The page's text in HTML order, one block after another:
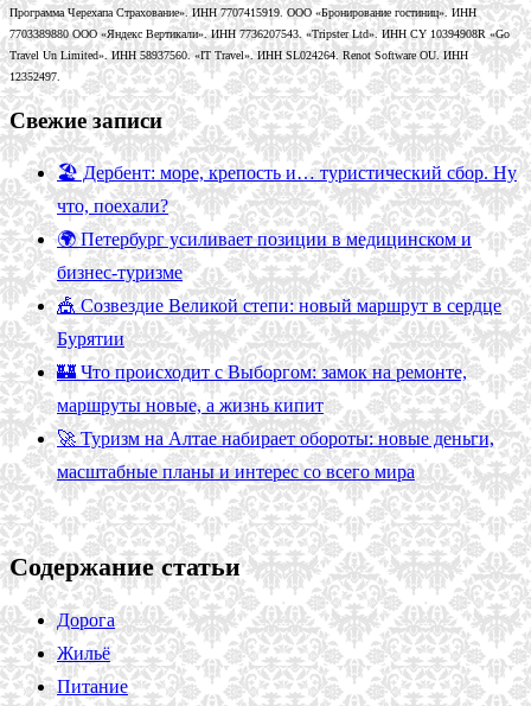
Программа Черехапа Страхование». ИНН 7707415919. ООО «Бронирование гостиниц». ИНН
7703389880 ООО «Яндекс Вертикали». ИНН 7736207543. «Tripster Ltd». ИНН CY 10394908R «Go
Travel Un Limited». ИНН 58937560. «IT Travel». ИНН SL024264. Renot Software OU. ИНН
12352497.
Свежие записи
🏖️ Дербент: море, крепость и… туристический сбор. Ну
что, поехали?
🌍 Петербург усиливает позиции в медицинском и
бизнес-туризме
🎪 Созвездие Великой степи: новый маршрут в сердце
Бурятии
🏰 Что происходит с Выборгом: замок на ремонте,
маршруты новые, а жизнь кипит
🚀 Туризм на Алтае набирает обороты: новые деньги,
масштабные планы и интерес со всего мира
Содержание статьи
Дорога
Жильё
Питание